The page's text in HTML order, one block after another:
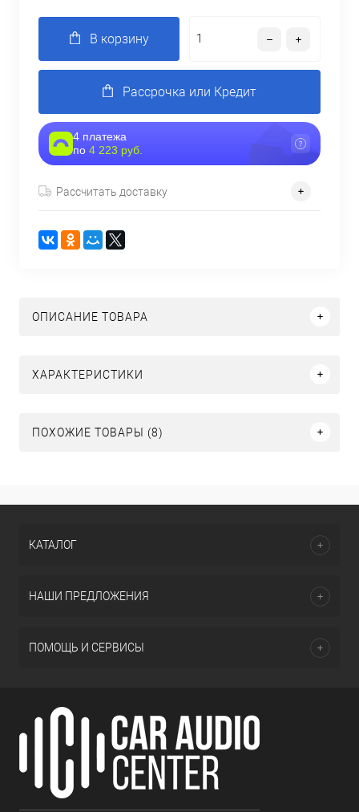
В корзину
Рассрочка или Кредит
4 платежа
по 4 223 руб.
Рассчитать доставку
ОПИСАНИЕ ТОВАРА
ХАРАКТЕРИСТИКИ
ПОХОЖИЕ ТОВАРЫ (8)
КАТАЛОГ
НАШИ ПРЕДЛОЖЕНИЯ
ПОМОЩЬ И СЕРВИСЫ